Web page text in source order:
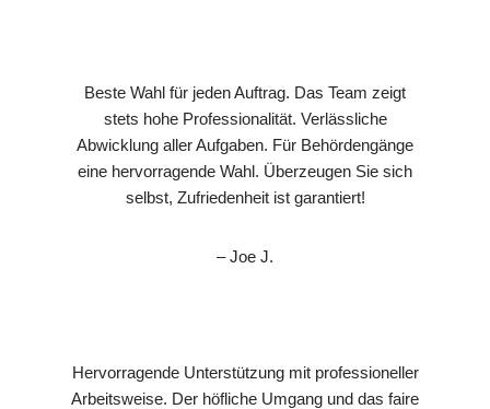
Beste Wahl für jeden Auftrag. Das Team zeigt
stets hohe Professionalität. Verlässliche
Abwicklung aller Aufgaben. Für Behördengänge
eine hervorragende Wahl. Überzeugen Sie sich
selbst, Zufriedenheit ist garantiert!
– Joe J.
Hervorragende Unterstützung mit professioneller
Arbeitsweise. Der höfliche Umgang und das faire